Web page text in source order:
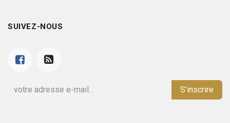
SUIVEZ-NOUS
S'inscrire